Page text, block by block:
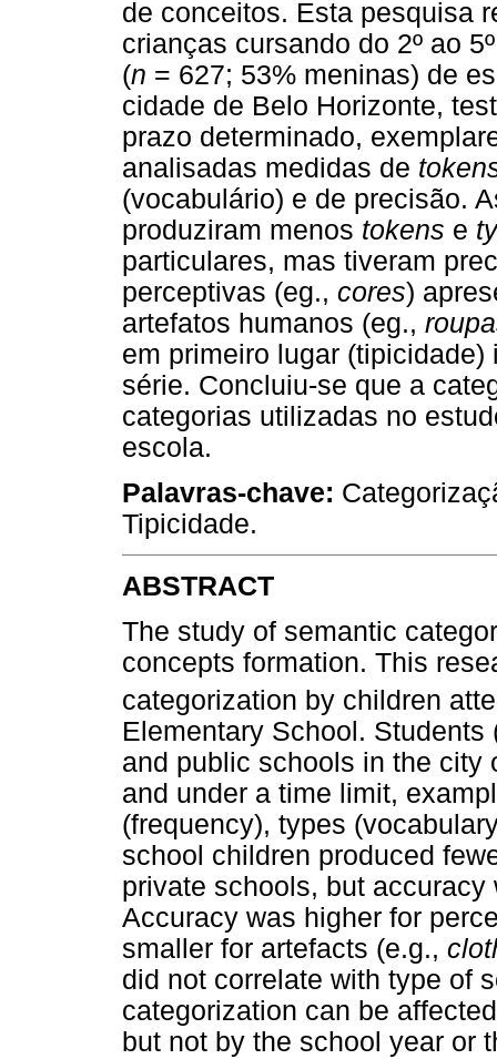
de conceitos. Esta pesquisa
crianças cursando do 2º ao
(n = 627; 53% meninas) de
cidade de Belo Horizonte,
prazo determinado,
analisadas medidas de
(vocabulário) e de precisão.
produziram menos tokens e
particulares, mas tiveram
perceptivas (eg., cores)
artefatos humanos (eg.,
em primeiro lugar
série. Concluiu-se que a
categorias utilizadas no
escola.
Palavras-chave:
Tipicidade.
ABSTRACT
The study of semantic
concepts formation. This
categorization by children
Elementary School. Students
and public schools in the city
and under a time limit,
(frequency), types
school children produced
private schools, but
Accuracy was higher for
smaller for artefacts (e.g.,
did not correlate with type of
categorization can be
but not by the school year or